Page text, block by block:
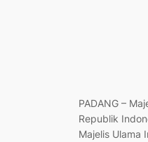
PADANG –
Republik
Majelis Ulama